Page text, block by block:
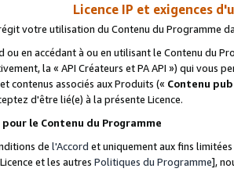
Licence IP et exigences
votre utilisation du Contenu du Programme
ou en accédant à ou en utilisant le Contenu du
la « API Créateurs et PA API ») qui vous
contenus associés aux Produits (« Contenu
d'être lié(e) à la présente Licence.
le Contenu du Programme
de l'Accord et uniquement aux fins
et les autres Politiques du Programme],